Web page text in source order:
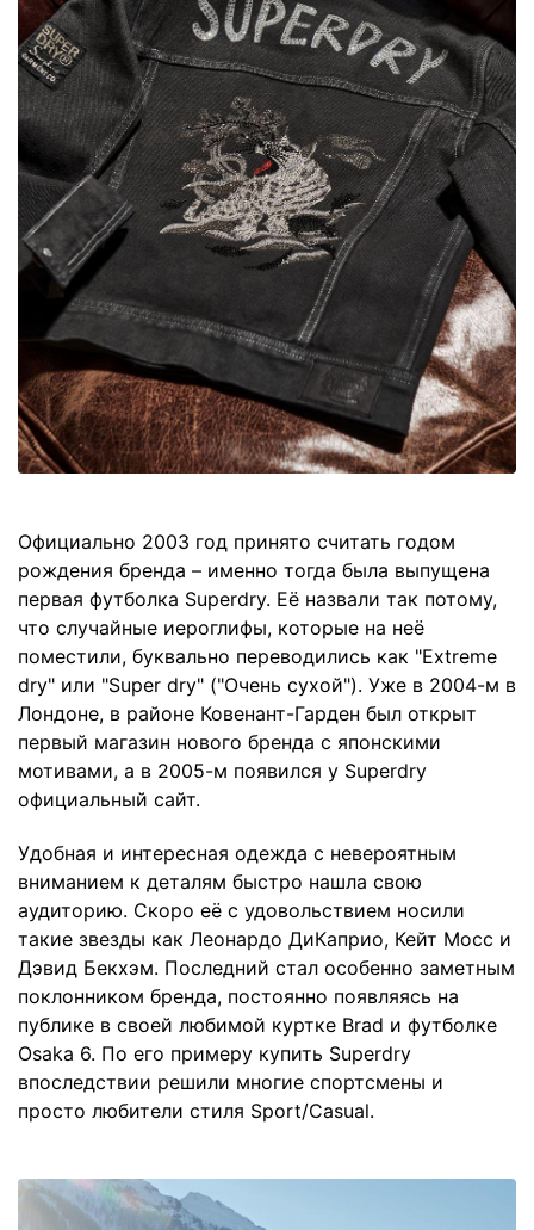
Официально 2003 год принято считать годом
рождения бренда – именно тогда была выпущена
первая футболка Superdry. Её назвали так потому,
что случайные иероглифы, которые на неё
поместили, буквально переводились как "Extreme
dry" или "Super dry" ("Очень сухой"). Уже в 2004-м в
Лондоне, в районе Ковенант-Гарден был открыт
первый магазин нового бренда с японскими
мотивами, а в 2005-м появился у Superdry
официальный сайт.
Удобная и интересная одежда с невероятным
вниманием к деталям быстро нашла свою
аудиторию. Скоро её с удовольствием носили
такие звезды как Леонардо ДиКаприо, Кейт Мосс и
Дэвид Бекхэм. Последний стал особенно заметным
поклонником бренда, постоянно появляясь на
публике в своей любимой куртке Brad и футболке
Osaka 6. По его примеру купить Superdry
впоследствии решили многие спортсмены и
просто любители стиля Sport/Casual.